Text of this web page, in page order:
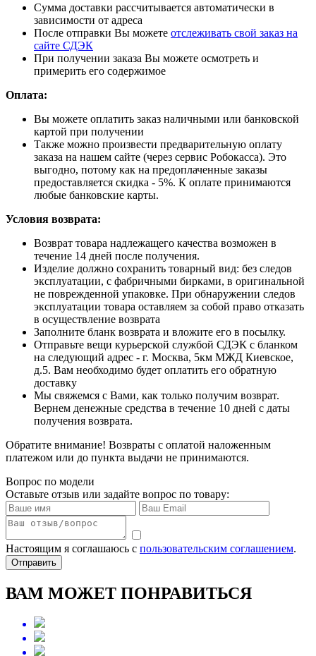
Сумма доставки рассчитывается автоматически в
зависимости от адреса
После отправки Вы можете отслеживать свой заказ на
сайте СДЭК
При получении заказа Вы можете осмотреть и
примерить его содержимое
Оплата:
Вы можете оплатить заказ наличными или банковской
картой при получении
Также можно произвести предварительную оплату
заказа на нашем сайте (через сервис Робокасса). Это
выгодно, потому как на предоплаченные заказы
предоставляется скидка - 5%. К оплате принимаются
любые банковские карты.
Условия возврата:
Возврат товара надлежащего качества возможен в
течение 14 дней после получения.
Изделие должно сохранить товарный вид: без следов
эксплуатации, с фабричными бирками, в оригинальной
не поврежденной упаковке. При обнаружении следов
эксплуатации товара оставляем за собой право отказать
в осуществление возврата
Заполните бланк возврата и вложите его в посылку.
Отправьте вещи курьерской службой СДЭК с бланком
на следующий адрес - г. Москва, 5км МЖД Киевское,
д.5. Вам необходимо будет оплатить его обратную
доставку
Мы свяжемся с Вами, как только получим возврат.
Вернем денежные средства в течение 10 дней с даты
получения возврата.
Обратите внимание! Возвраты с оплатой наложенным
платежом или до пункта выдачи не принимаются.
Вопрос по модели
Оставьте отзыв или задайте вопрос по товару:
Настоящим я соглашаюсь с пользовательским соглашением.
Отправить
ВАМ МОЖЕТ ПОНРАВИТЬСЯ